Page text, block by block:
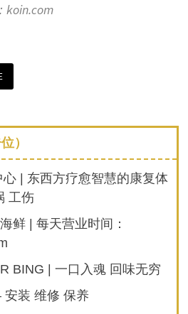
）
| 东西方疗愈智慧的康复体
工伤
鲜 | 每天营业时间：
BING | 一口入魂 回味无穷
安装 维修 保养